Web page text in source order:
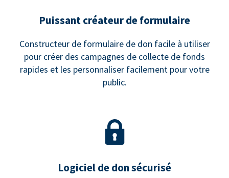
Puissant créateur de formulaire
Constructeur de formulaire de don facile à utiliser
pour créer des campagnes de collecte de fonds
rapides et les personnaliser facilement pour votre
public.
Logiciel de don sécurisé